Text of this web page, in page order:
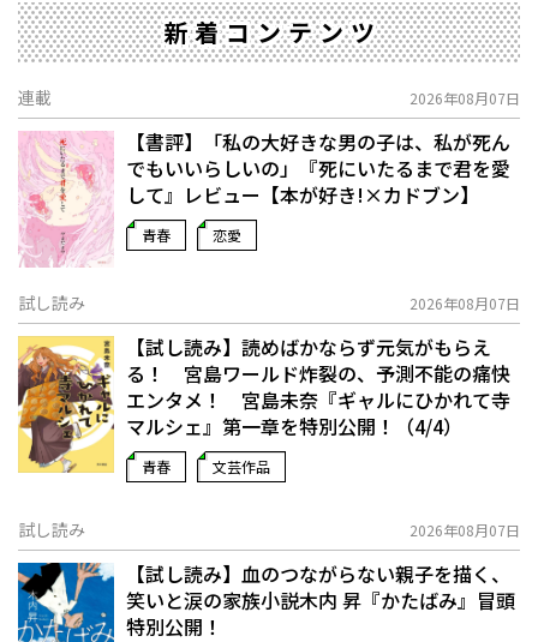
新着コンテンツ
連載 2026年08月07日
【書評】「私の大好きな男の子は、私が死ん
でもいいらしいの」――『死にいたるまで君を愛
して』レビュー【本が好き!×カドブン】
青春 恋愛
試し読み 2026年08月07日
【試し読み】読めばかならず元気がもらえ
る！ 宮島ワールド炸裂の、予測不能の痛快
エンタメ！ 宮島未奈『ギャルにひかれて寺
マルシェ』第一章を特別公開！（4/4）
青春 文芸作品
試し読み 2026年08月07日
【試し読み】血のつながらない親子を描く、
笑いと涙の家族小説――木内 昇『かたばみ』冒頭
特別公開！